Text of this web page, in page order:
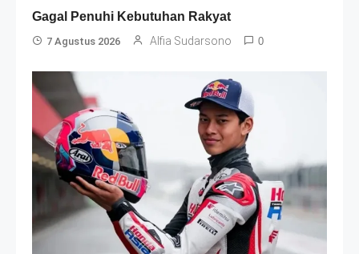
Gagal Penuhi Kebutuhan Rakyat
7 Agustus 2026 Alfia Sudarsono 0